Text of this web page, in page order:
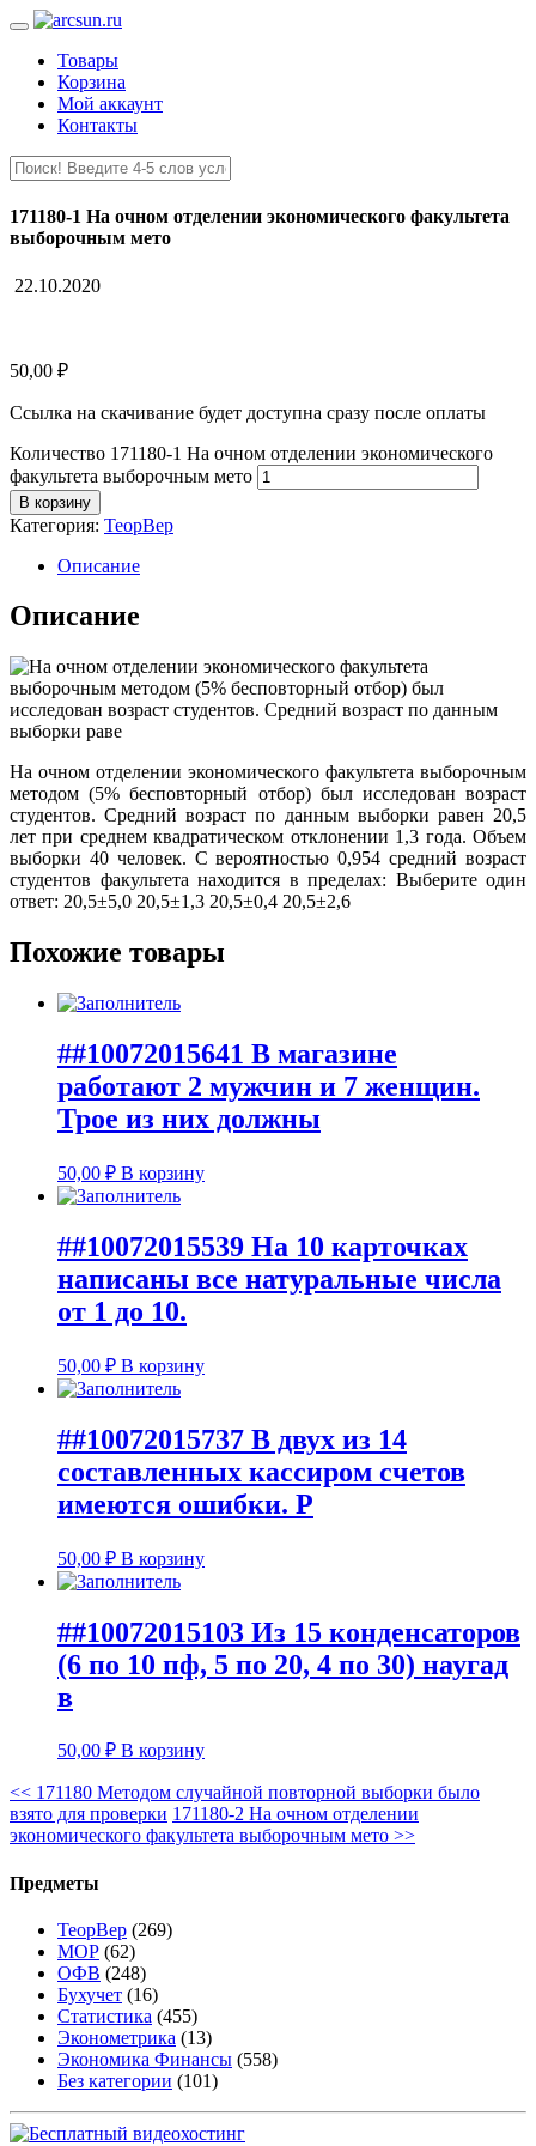
Товары
Корзина
Мой аккаунт
Контакты
171180-1 На очном отделении экономического факультета
выборочным мето
22.10.2020
50,00 ₽
Ссылка на скачивание будет доступна сразу после оплаты
Количество 171180-1 На очном отделении экономического
факультета выборочным мето
В корзину
Категория: ТеорВер
Описание
Описание
На очном отделении экономического факультета выборочным
методом (5% бесповторный отбор) был исследован возраст
студентов. Средний возраст по данным выборки равен 20,5
лет при среднем квадратическом отклонении 1,3 года. Объем
выборки 40 человек. С вероятностью 0,954 средний возраст
студентов факультета находится в пределах: Выберите один
ответ: 20,5±5,0 20,5±1,3 20,5±0,4 20,5±2,6
Похожие товары
##10072015641 В магазине
работают 2 мужчин и 7 женщин.
Трое из них должны
50,00 ₽ В корзину
##10072015539 На 10 карточках
написаны все натуральные числа
от 1 до 10.
50,00 ₽ В корзину
##10072015737 В двух из 14
составленных кассиром счетов
имеются ошибки. Р
50,00 ₽ В корзину
##10072015103 Из 15 конденсаторов
(6 по 10 пф, 5 по 20, 4 по 30) наугад
в
50,00 ₽ В корзину
<< 171180 Методом случайной повторной выборки было
взято для проверки 171180-2 На очном отделении
экономического факультета выборочным мето >>
Предметы
ТеорВер (269)
МОР (62)
ОФВ (248)
Бухучет (16)
Статистика (455)
Эконометрика (13)
Экономика Финансы (558)
Без категории (101)